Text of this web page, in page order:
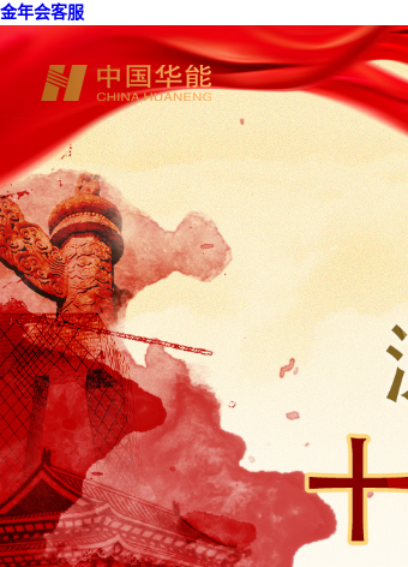
金年会客服